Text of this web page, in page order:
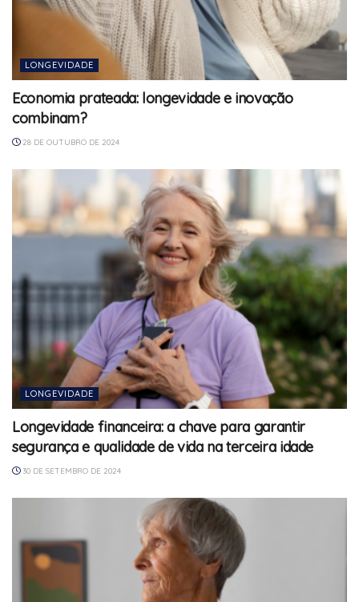
LONGEVIDADE
Economia prateada: longevidade e inovação
combinam?
28 DE OUTUBRO DE 2024
LONGEVIDADE
Longevidade financeira: a chave para garantir
segurança e qualidade de vida na terceira idade
30 DE SETEMBRO DE 2024